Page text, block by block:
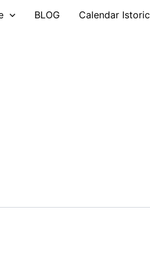
BLOG Calendar Istoric